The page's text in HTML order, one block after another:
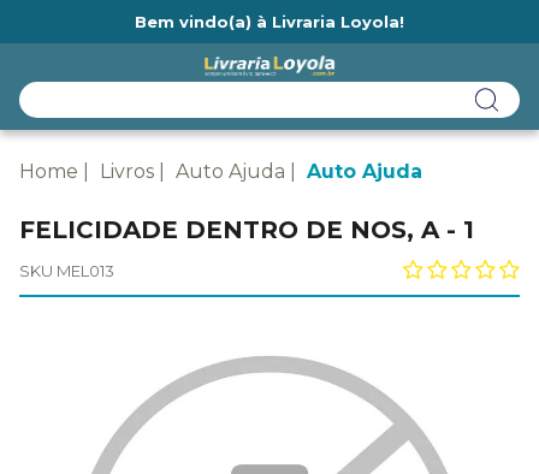
Bem vindo(a) à Livraria Loyola!
Home Livros Auto Ajuda Auto Ajuda
FELICIDADE DENTRO DE NOS, A - 1
SKU MEL013